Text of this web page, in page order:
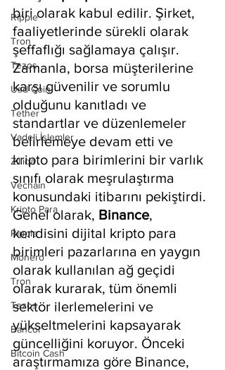
Ripple
Tron
Tezos
Usd Coin
Tether
Vadeli İşlemler
Zilliqa
Vechain
Kripto Para
Ripple
Monero
Tron
Tezos
Bancor
Bitcoin Cash
biri olarak kabul edilir. Şirket,
faaliyetlerinde sürekli olarak
şeffaflığı sağlamaya çalışır.
Zamanla, borsa müşterilerine
karşı güvenilir ve sorumlu
olduğunu kanıtladı ve
standartlar ve düzenlemeler
belirlemeye devam etti ve
kripto para birimlerini bir varlık
sınıfı olarak meşrulaştırma
konusundaki itibarını pekiştirdi.
Genel olarak, Binance,
kendisini dijital kripto para
birimleri pazarlarına en yaygın
olarak kullanılan ağ geçidi
olarak kurarak, tüm önemli
sektör ilerlemelerini ve
yükseltmelerini kapsayarak
güncelliğini koruyor. Önceki
araştırmamıza göre Binance,